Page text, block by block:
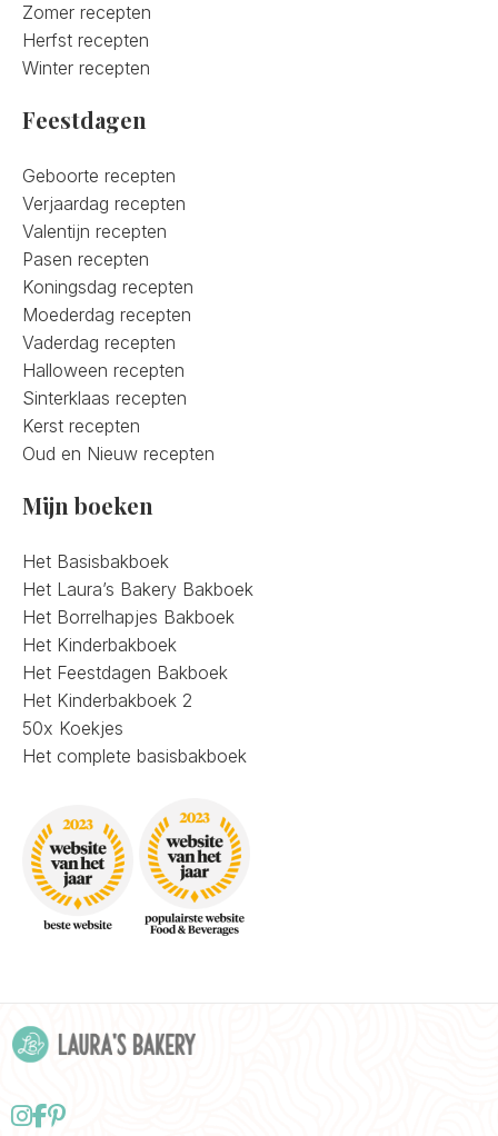
Zomer recepten
Herfst recepten
Winter recepten
Feestdagen
Geboorte recepten
Verjaardag recepten
Valentijn recepten
Pasen recepten
Koningsdag recepten
Moederdag recepten
Vaderdag recepten
Halloween recepten
Sinterklaas recepten
Kerst recepten
Oud en Nieuw recepten
Mijn boeken
Het Basisbakboek
Het Laura’s Bakery Bakboek
Het Borrelhapjes Bakboek
Het Kinderbakboek
Het Feestdagen Bakboek
Het Kinderbakboek 2
50x Koekjes
Het complete basisbakboek
Follow
Delen